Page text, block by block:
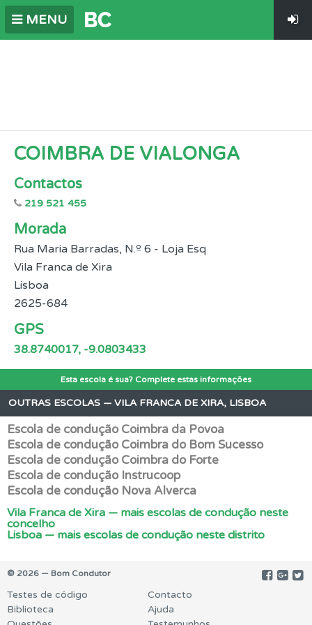
MENU
COIMBRA DE VIALONGA
Contactos
219 521 455
Morada
Rua Maria Barradas, N.º 6 - Loja Esq
Vila Franca de Xira
Lisboa
2625-684
GPS
38.8740017, -9.0803433
Esta escola é sua? Complete estas informações
OUTRAS ESCOLAS — VILA FRANCA DE XIRA, LISBOA
Escola de condução Coimbra da Povoa
Escola de condução Coimbra do Bom Sucesso
Escola de condução Coimbra do Forte
Escola de condução Instrucoop
Escola de condução Nova Alverca
Vila Franca de Xira — mais escolas de condução neste
concelho
Lisboa — mais escolas de condução neste distrito
© 2026 — Bom Condutor
Testes de código
Biblioteca
Contacto
Ajuda